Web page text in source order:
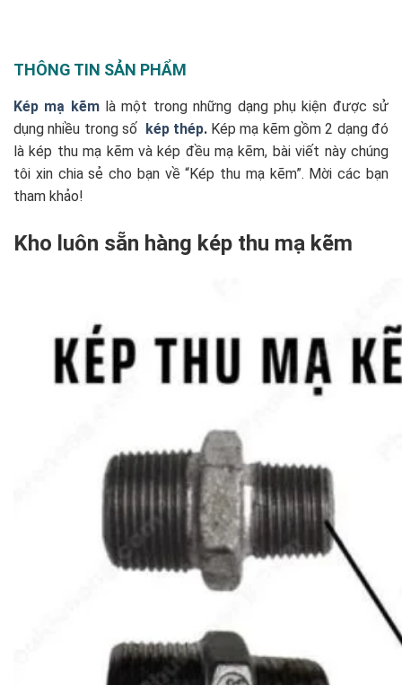
THÔNG TIN SẢN PHẨM
Kép mạ kẽmlà một trong những dạng phụ kiện được sử
dụng nhiều trong số kép thép. Kép mạ kẽm gồm 2 dạng đó
là kép thu mạ kẽm và kép đều mạ kẽm, bài viết này chúng
tôi xin chia sẻ cho bạn về “Kép thu mạ kẽm”. Mời các bạn
tham khảo!
Kho luôn sẵn hàng kép thu mạ kẽm